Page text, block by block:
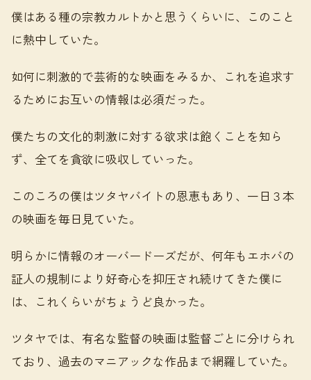
僕はある種の宗教カルトかと思うくらいに、このこと
に熱中していた。
如何に刺激的で芸術的な映画をみるか、これを追求す
るためにお互いの情報は必須だった。
僕たちの文化的刺激に対する欲求は飽くことを知ら
ず、全てを貪欲に吸収していった。
このころの僕はツタヤバイトの恩恵もあり、一日３本
の映画を毎日見ていた。
明らかに情報のオーバードーズだが、何年もエホバの
証人の規制により好奇心を抑圧され続けてきた僕に
は、これくらいがちょうど良かった。
ツタヤでは、有名な監督の映画は監督ごとに分けられ
ており、過去のマニアックな作品まで網羅していた。